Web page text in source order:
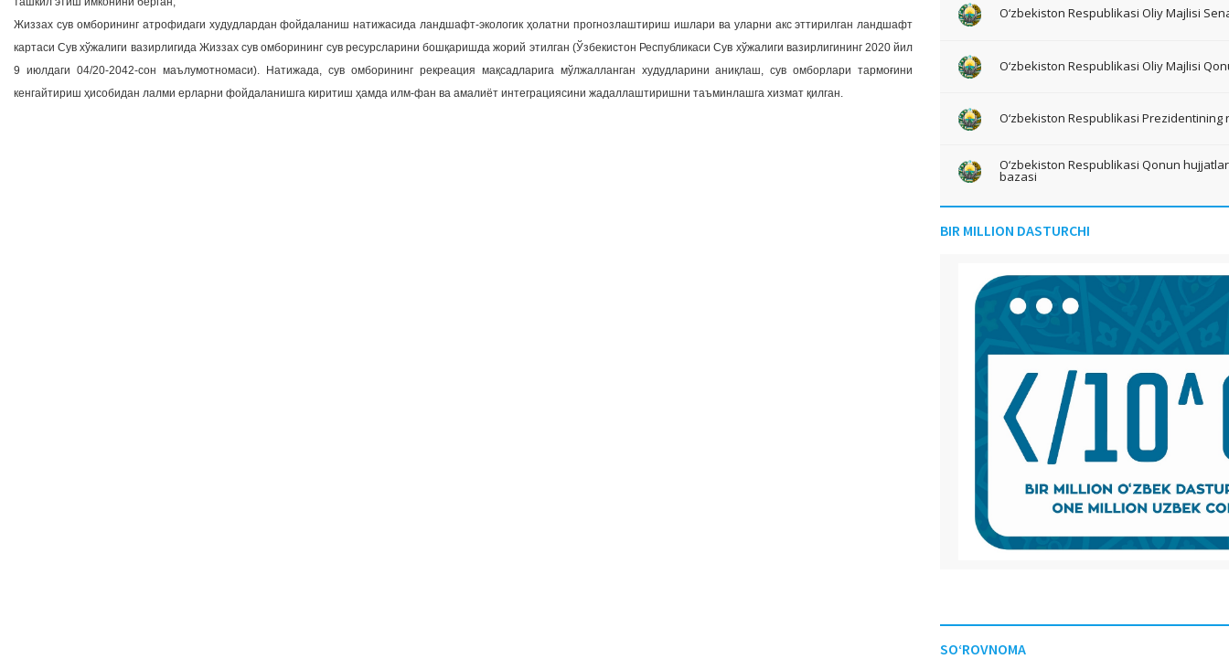
Жиззах сув омборининг атрофидаги худудлардан фойдаланиш натижасида ландшафт-экологик ҳолатни прогнозлаштириш ишлари ва уларни акс эттирилган ландшафт
картаси Сув хўжалиги вазирлигида Жиззах сув омборининг сув ресурсларини бошқаришда жорий этилган (Ўзбекистон Республикаси Сув хўжалиги вазирлигининг 2020 йил
9 июлдаги 04/20-2042-сон маълумотномаси). Натижада, сув омборининг рекреация мақсадларига мўлжалланган худудларини аниқлаш, сув омборлари тармоғини
кенгайтириш ҳисобидан лалми ерларни фойдаланишга киритиш ҳамда илм-фан ва амалиёт интеграциясини жадаллаштиришни таъминлашга хизмат қилган.
O‘zbekiston Respublikasi Oliy Majlisi
O‘zbekiston Respublikasi Oliy Majlisi
O‘zbekiston Respublikasi Prezidentining
O‘zbekiston Respublikasi Qonun
bazasi
BIR MILLION DASTURCHI
SO‘ROVNOMA